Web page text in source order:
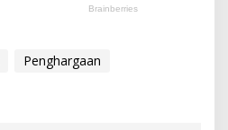
Penghargaan